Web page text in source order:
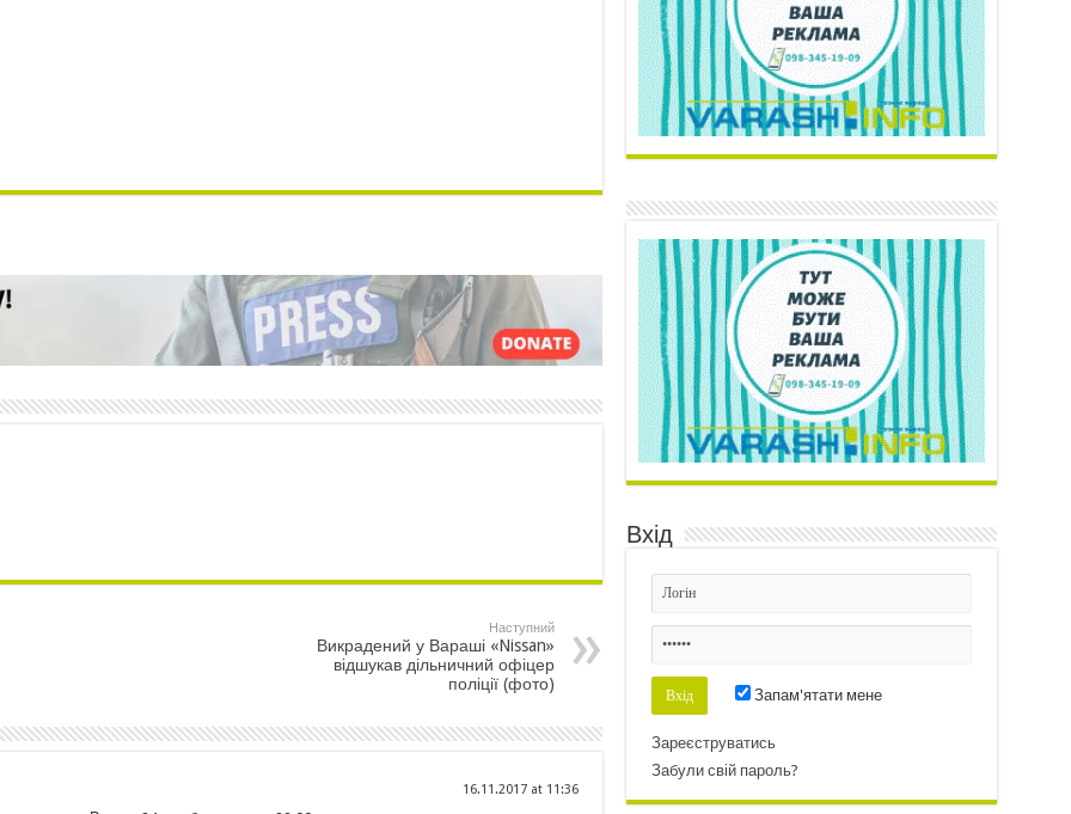
Наступний
Викрадений у Вараші «Nissan»
відшукав дільничний офіцер
поліції (фото)
16.11.2017 at 11:36
Вхід
Запам'ятати мене
Зареєструватись
Забули свій пароль?